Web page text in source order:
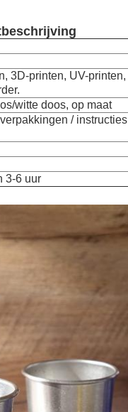
3D-printen, UV-printen,
witte doos, op maat
/
3-6 uur